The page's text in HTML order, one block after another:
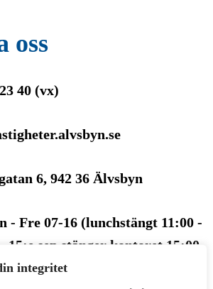
integritet
oss
40 (vx)
6, 942 36 Älvsbyn
- Fre 07-16 (lunchstängt 11:00 -
15:e sep stänger kontoret 15:00